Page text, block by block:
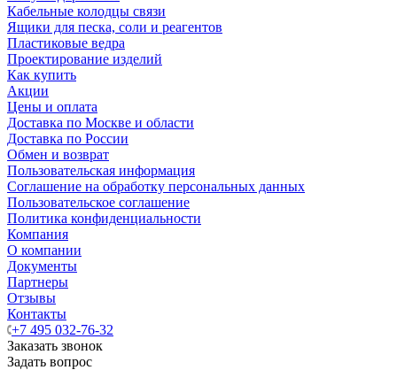
Кабельные колодцы связи
Ящики для песка, соли и реагентов
Пластиковые ведра
Проектирование изделий
Как купить
Акции
Цены и оплата
Доставка по Москве и области
Доставка по России
Обмен и возврат
Пользовательская информация
Соглашение на обработку персональных данных
Пользовательское соглашение
Политика конфиденциальности
Компания
О компании
Документы
Партнеры
Отзывы
Контакты
+7 495 032-76-32
Заказать звонок
Задать вопрос